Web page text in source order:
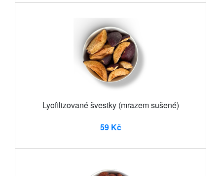
Lyofilizované švestky (mrazem sušené)
59 Kč